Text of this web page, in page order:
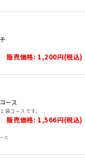
販売価格: 1,200円(税込)
ース
袋コースです。 ..
販売価格: 1,566円(税込)
ス